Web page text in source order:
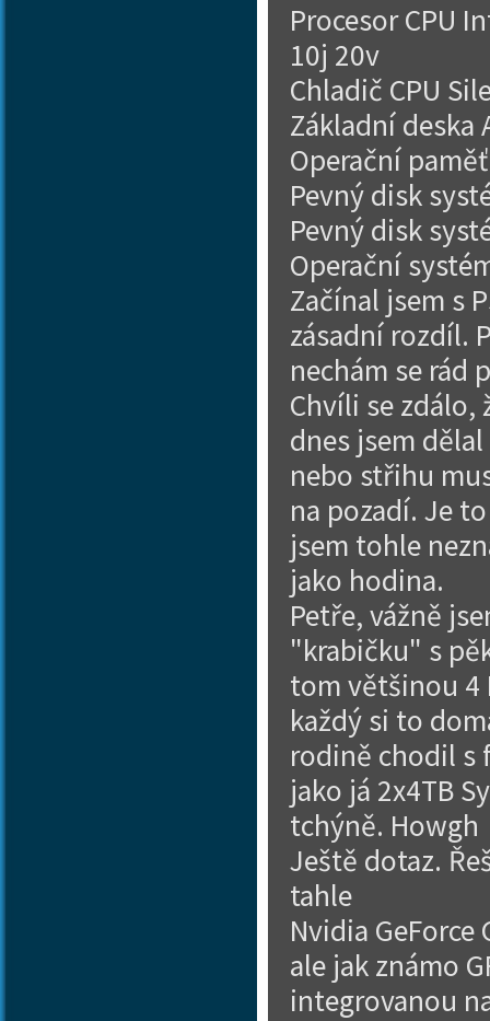
Procesor CPU
10j 20v
Chladič CPU
Základní deska
Operační paměť
Pevný disk
Pevný disk
Operační
Začínal jsem s
zásadní rozdíl.
nechám se rád
Chvíli se zdálo,
dnes jsem
nebo střihu
na pozadí. Je
jsem tohle
jako hodina.
Petře, vážně
"krabičku" s
tom většinou 4
každý si to
rodině chodil s
jako já 2x4TB
tchýně. Howgh
Ještě dotaz.
tahle
Nvidia GeForce
ale jak známo
integrovanou